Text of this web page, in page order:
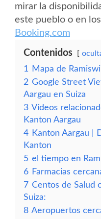
mirar la
este pueblo o en
Booking.com
Contenidos
1
Mapa de Ramiswil
2 Google Street
Aargau en Suiza
3 Vídeos
Kanton Aargau
4 Kanton Aargau |
Kanton
5 el tiempo en
6 Farmacias
7 Centos de Salud
Suiza:
8 Aeropuertos